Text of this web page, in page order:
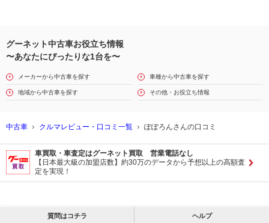
グーネット中古車お役立ち情報
〜あなたにぴったりな1台を〜
メーカーから中古車を探す 車種から中古車を探す
地域から中古車を探す その他・お役立ち情報
中古車 クルマレビュー・口コミ一覧 ぽぽろんさんの口コミ
車買取・車査定はグーネット買取 営業電話なし
【日本最大級の加盟店数】約30万のデータから予想以上の高額査
定を実現！
質問はコチラ ヘルプ